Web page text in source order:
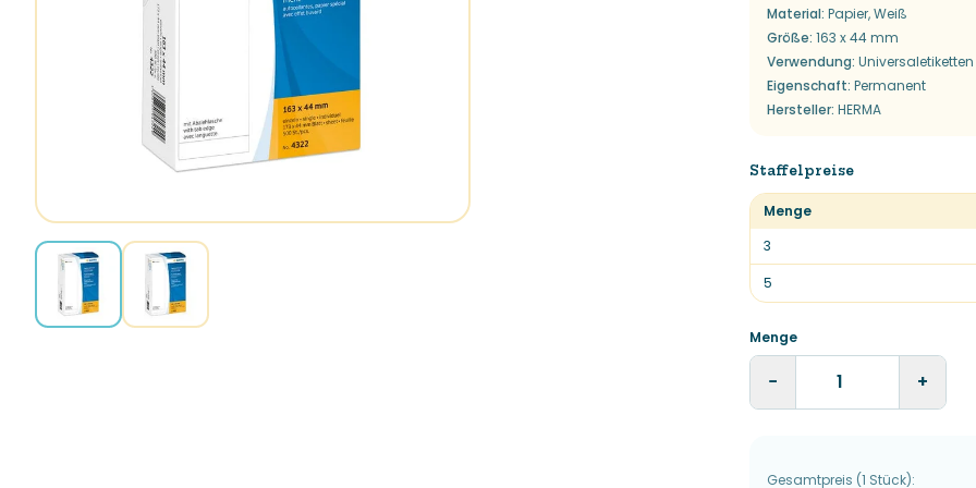
Material: Papier, Weiß
Größe: 163 x 44 mm
Verwendung: Universaletiketten
Eigenschaft: Permanent
Hersteller: HERMA
Staffelpreise
Menge
3
5
Menge
− +
Gesamtpreis (1 Stück):